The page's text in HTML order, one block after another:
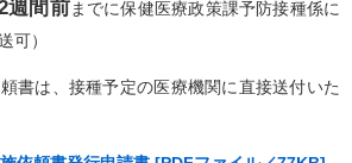
週間前までに保健医療政策課予防接種係に
可）
は、接種予定の医療機関に直接送付いた